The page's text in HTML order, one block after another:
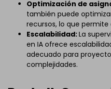
Optimización de
también puede
recursos, lo que permite
Escalabilidad:La
en IA ofrece
adecuado para
complejidades.